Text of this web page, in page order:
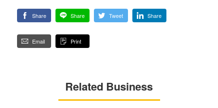
Share Share Tweet Share
Email Print
Related Business